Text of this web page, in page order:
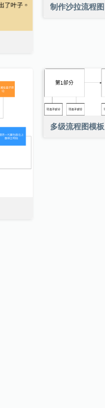
制作沙拉流程图
多级流程图模板